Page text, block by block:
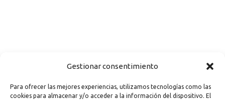
Gestionar consentimiento
Para ofrecer las mejores experiencias, utilizamos tecnologías como las
cookies para almacenar y/o acceder a la información del dispositivo. El